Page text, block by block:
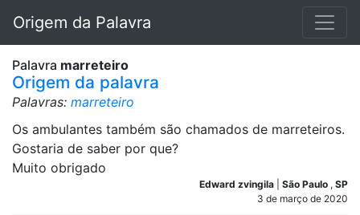
Origem da Palavra
Palavra marreteiro
Origem da palavra
Palavras: marreteiro
Os ambulantes também são chamados de marreteiros.
Gostaria de saber por que?
Muito obrigado
Edward zvingila São Paulo , SP
3 de março de 2020